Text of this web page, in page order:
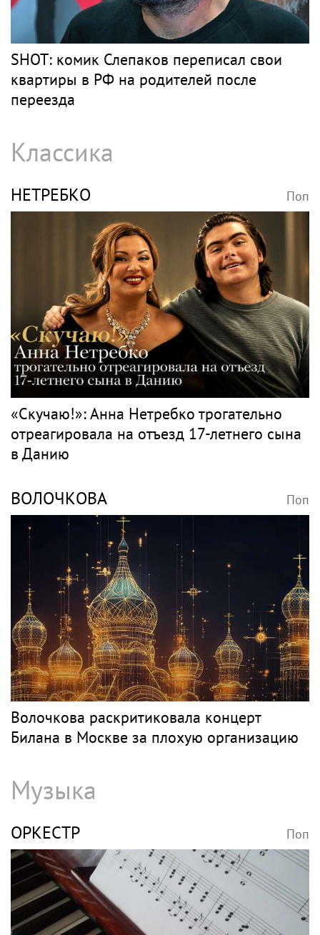
SHOT: комик Слепаков переписал свои
квартиры в РФ на родителей после
переезда
Классика
НЕТРЕБКО Поп
«Скучаю!»: Анна Нетребко трогательно
отреагировала на отъезд 17-летнего сына
в Данию
ВОЛОЧКОВА Поп
Волочкова раскритиковала концерт
Билана в Москве за плохую организацию
Музыка
ОРКЕСТР Поп